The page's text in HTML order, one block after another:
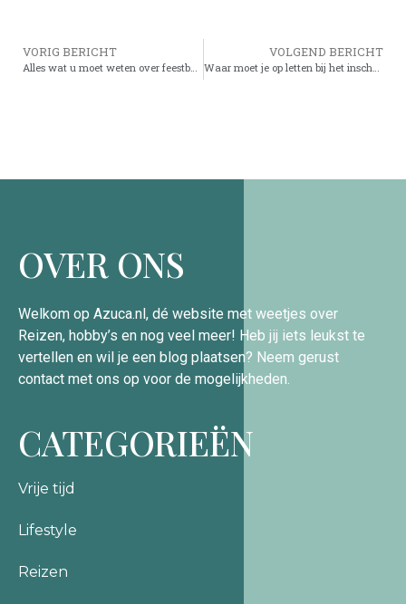
VORIG BERICHT VOLGEND BERICHT
OVER ONS
Welkom op Azuca.nl, dé website met weetjes over
Reizen, hobby’s en nog veel meer! Heb jij iets leukst te
vertellen en wil je een blog plaatsen? Neem gerust
contact met ons op voor de mogelijkheden.
CATEGORIEËN
Vrije tijd
Lifestyle
Reizen